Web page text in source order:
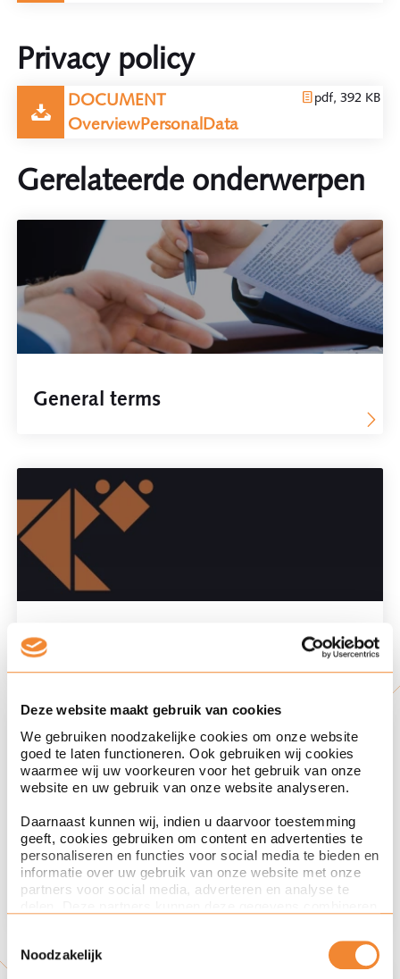
Deze website maakt gebruik van cookies
We gebruiken noodzakelijke cookies om onze website
goed te laten functioneren. Ook gebruiken wij cookies
waarmee wij uw voorkeuren voor het gebruik van onze
website en uw gebruik van onze website analyseren.
Daarnaast kunnen wij, indien u daarvoor toestemming
geeft, cookies gebruiken om content en advertenties te
personaliseren en functies voor social media te bieden en
informatie over uw gebruik van onze website met onze
partners voor social media, adverteren en analyse te
ze hebben verzameld op basis van uw gebruik van hun
services. Met de schuifknoppen in deze cookiebanner
kunt u aangeven of u bezwaar heeft tegen de inzet van
Noodzakelijk
Privacy policy
DOCUMENT pdf, 392 KB
OverviewPersonalData
Gerelateerde onderwerpen
General terms
Cookiestatement
Key information Ploum